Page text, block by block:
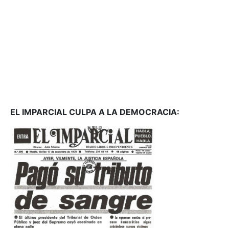
EL IMPARCIAL CULPA A LA DEMOCRACIA: